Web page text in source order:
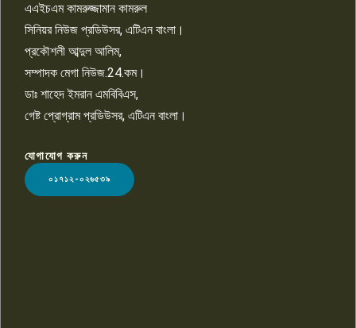
১০
LOGO
এএইচএম কামরুজ্জামান কামরুল
সিনিয়র নিউজ প্রডিউসর, এটিএন বাংলা।
প্রকৌশলী আব্দুল আলিম,
সম্পাদক মেগা নিউজ.24.কম।
ডাঃ শাহেদ ইমরান এমবিবিএস,
গেষ্ট প্রোগ্রাম প্রডিউসর, এটিএন বাংলা।
যোগাযোগ করুন
০১৭১২-০২৬৫৩৯